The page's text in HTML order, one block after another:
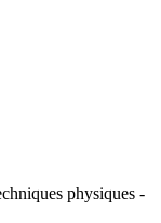
physiques -